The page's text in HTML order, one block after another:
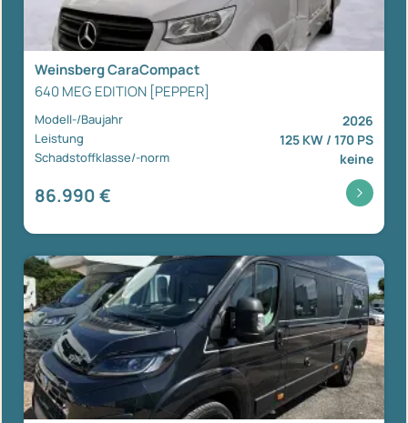
Weinsberg CaraCompact
640 MEG EDITION [PEPPER]
Modell-/Baujahr 2026
Leistung 125 KW / 170 PS
Schadstoffklasse/-norm keine
86.990 €